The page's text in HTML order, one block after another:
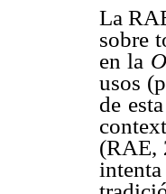
La
sobre
en la
usos
de
(RAE,